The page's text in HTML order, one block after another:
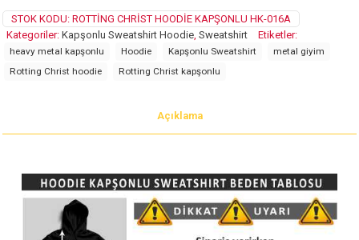
STOK KODU: ROTTING CHRIST HOODIE KAPŞONLU HK-016A
Kategoriler: Kapşonlu Sweatshirt Hoodie Sweatshirt Etiketler:
heavy metal kapşonlu Hoodie Kapşonlu Sweatshirt
metal giyim
Rotting Christ hoodie
Rotting Christ kapşonlu
Açıklama